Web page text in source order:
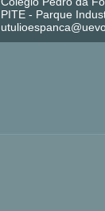
PITE - Parque